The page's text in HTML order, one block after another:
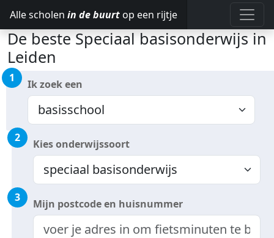
Alle scholen in de buurt op een rijtje
De beste Speciaal basisonderwijs in
Leiden
1 Ik zoek een
2 Kies onderwijssoort
3 Mijn postcode en huisnummer